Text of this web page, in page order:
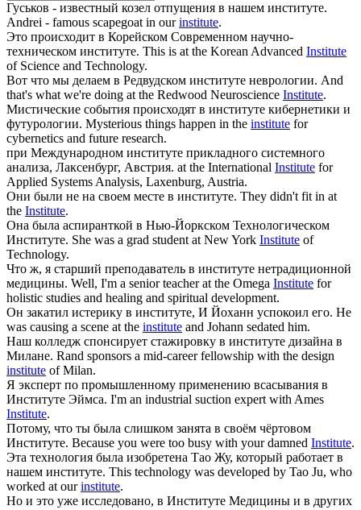
Гуськов - известный козел отпущения в нашем институте.
Andrei - famous scapegoat in ourinstitute.
Это происходит в Корейском Современном научно-
техническом институте. This is at the Korean Advanced Institute
of Science and Technology.
Вот что мы делаем в Редвудском институте неврологии. And
that's what we're doing at the Redwood Neuroscience Institute.
Мистические события происходят в институте кибернетики и
футурологии. Mysterious things happen in the institute for
cybernetics and future research.
при Международном институте прикладного системного
анализа, Лаксенбург, Австрия. at the International Institute for
Applied Systems Analysis, Laxenburg, Austria.
Они были не на своем месте в институте. They didn't fit in at
the Institute.
Она была аспиранткой в Нью-Йоркском Технологическом
Институте. She was a grad student at New York Institute of
Technology.
Что ж, я старший преподаватель в институте нетрадиционной
медицины. Well, I'm a senior teacher at the Omega Institute for
holistic studies and healing and spiritual development.
Он закатил истерику в институте, И Йоханн успокоил его. He
was causing a scene at the institute and Johann sedated him.
Наш колледж спонсирует стажировку в институте дизайна в
Милане. Rand sponsors a mid-career fellowship with the design
institute of Milan.
Я эксперт по промышленному применению всасывания в
Институте Эймса. I'm an industrial suction expert with Ames
Institute.
Потому, что ты была слишком занята в своём чёртовом
Институте. Because you were too busy with your damned Institute.
Эта технология была изобретена Тао Жу, который работает в
нашем институте. This technology was developed by Tao Ju, who
worked at ourinstitute.
Но и это уже исследовано, в Институте Медицины и в других